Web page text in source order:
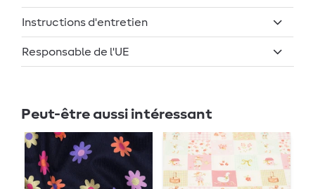
Instructions d'entretien
Responsable de l'UE
Peut-être aussi intéressant